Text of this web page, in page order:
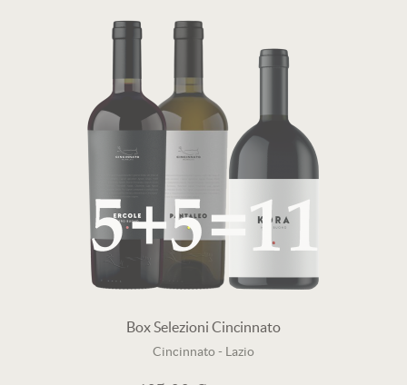
Box Selezioni Cincinnato
Cincinnato- Lazio